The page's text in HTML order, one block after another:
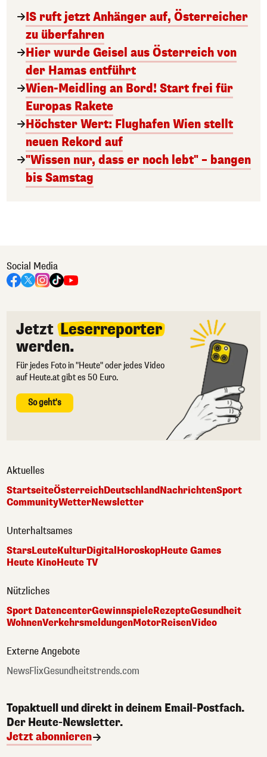
IS ruft jetzt Anhänger auf, Österreicher
zu überfahren
Hier wurde Geisel aus Österreich von
der Hamas entführt
Wien-Meidling an Bord! Start frei für
Europas Rakete
Höchster Wert: Flughafen Wien stellt
neuen Rekord auf
"Wissen nur, dass er noch lebt" – bangen
bis Samstag
Social Media
Jetzt Leserreporter
werden.
Für jedes Foto in "Heute" oder jedes Video
auf Heute.at gibt es 50 Euro.
So geht's
Aktuelles
StartseiteÖsterreichDeutschlandNachrichtenSport
CommunityWetterNewsletter
Unterhaltsames
StarsLeuteKulturDigital HoroskopHeute Games
Heute KinoHeute TV
Nützliches
Sport DatencenterGewinnspieleRezepteGesundheit
WohnenVerkehrsmeldungenMotorReisenVideo
Externe Angebote
NewsFlixGesundheitstrends.com
Topaktuell und direkt in deinem Email-Postfach.
Der Heute-Newsletter.
Jetzt abonnieren